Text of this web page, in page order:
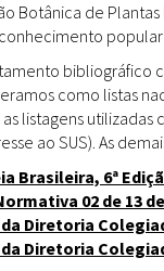
Botânica de
popular
bibliográfico
como listas
listagens
ao SUS). As
Brasileira, 6ª
02 de 13
Diretoria
Diretoria